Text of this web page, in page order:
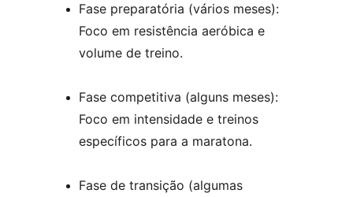
Fase preparatória (vários meses):
Foco em resistência aeróbica e
volume de treino.
Fase competitiva (alguns meses):
Foco em intensidade e treinos
específicos para a maratona.
Fase de transição (algumas